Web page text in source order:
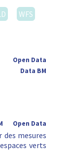
WFS
Open Data
Data BM
Open Data
des mesures
verts